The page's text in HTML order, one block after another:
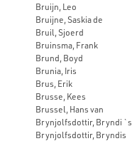
Bruijn, Leo
Bruijne, Saskia de
Bruil, Sjoerd
Bruinsma, Frank
Brund, Boyd
Brunia, Iris
Brus, Erik
Brusse, Kees
Brussel, Hans van
Brynjolfsdottir, Bryndi `s
Brynjolfsdottir, Bryndis